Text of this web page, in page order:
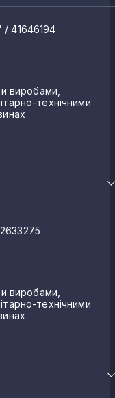
/ 41646194
виробами,
технічними
виробами,
технічними